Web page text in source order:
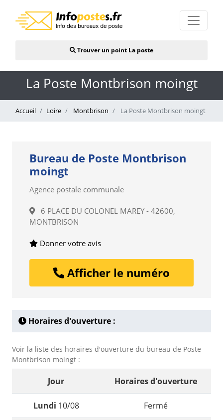
Trouver un point La poste
La Poste Montbrison moingt
Accueil Loire Montbrison La Poste Montbrison moingt
Bureau de Poste Montbrison
moingt
Agence postale communale
6 PLACE DU COLONEL MAREY - 42600,
MONTBRISON
Donner votre avis
Afficher le numéro
Horaires d'ouverture :
Voir la liste des horaires d'ouverture du bureau de Poste
Montbrison moingt :
Jour Horaires d'ouverture
Lundi 10/08 Fermé